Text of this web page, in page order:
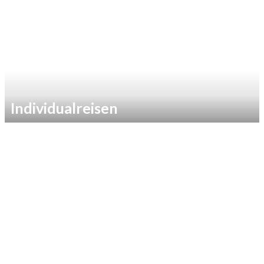
Individualreisen